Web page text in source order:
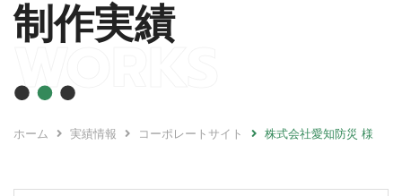
制作実績
WORKS
ホーム 実績情報 コーポレートサイト 株式会社愛知防災 様